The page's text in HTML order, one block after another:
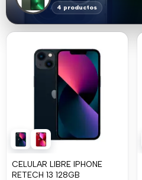
4 productos
CELULAR LIBRE IPHONE
RETECH 13 128GB